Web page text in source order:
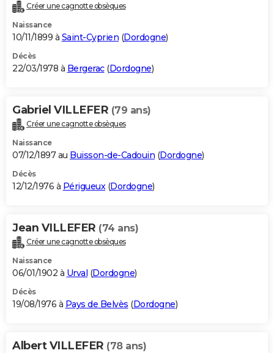
Créer une cagnotte obsèques
Naissance
10/11/1899 à Saint-Cyprien (Dordogne)
Décès
22/03/1978 à Bergerac(Dordogne)
Gabriel VILLEFER (79 ans)
Créer une cagnotte obsèques
Naissance
07/12/1897 au Buisson-de-Cadouin (Dordogne)
Décès
12/12/1976 à Périgueux(Dordogne)
Jean VILLEFER (74 ans)
Créer une cagnotte obsèques
Naissance
06/01/1902 à Urval (Dordogne)
Décès
19/08/1976 à Pays de Belvès (Dordogne)
Albert VILLEFER (78 ans)